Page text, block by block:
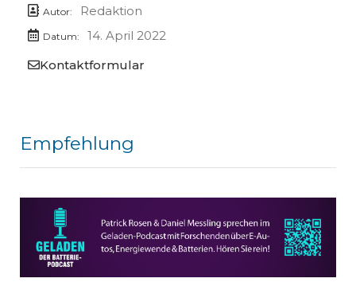
Autor: Redaktion
Datum:
14. April 2022
Kontaktformular
Empfehlung